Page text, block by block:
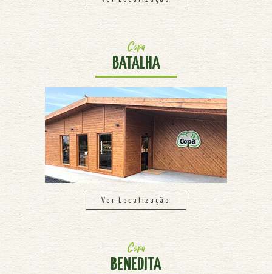
Copa
BATALHA
Ver Localização
Copa
BENEDITA